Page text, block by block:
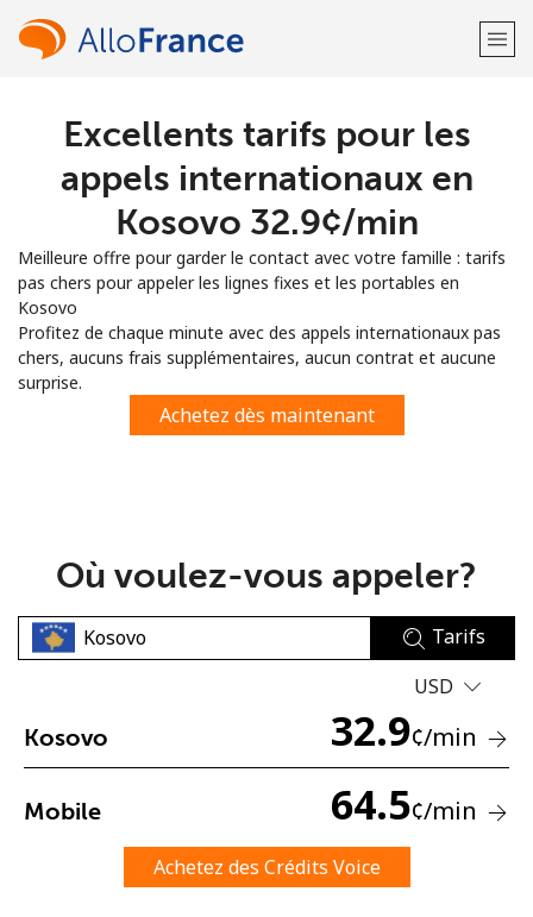
Bienvenue!
Vous avez déjà un compte?
S'enregistrer avec
ou
Aucun mot de passe créé
Un numéro
Excellents tarifs pour les
appels internationaux en
Kosovo ⁦32.9¢⁩/min
Meilleure offre pour garder le contact avec votre famille : tarifs
pas chers pour appeler les lignes fixes et les portables en
Kosovo
Profitez de chaque minute avec des appels internationaux pas
chers, aucuns frais supplémentaires, aucun contrat et aucune
surprise.
Achetez dès maintenant
Où voulez-vous appeler?
Tarifs
USD
Kosovo 32.9¢/min
Mobile 64.5¢/min
Achetez des Crédits Voice